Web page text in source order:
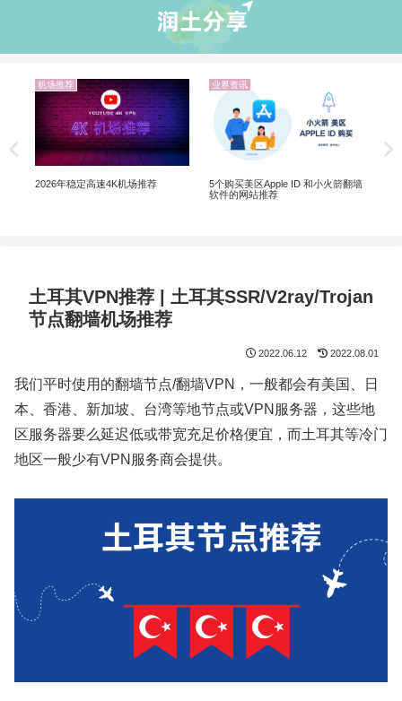
机场推荐
2026年稳定高速4K机场推荐
业界资讯
5个购买美区Apple ID 和小火箭翻墙
软件的网站推荐
土耳其VPN推荐 | 土耳其SSR/V2ray/Trojan
节点翻墙机场推荐
2022.06.12 2022.08.01
我们平时使用的翻墙节点/翻墙VPN，一般都会有美国、日
本、香港、新加坡、台湾等地节点或VPN服务器，这些地
区服务器要么延迟低或带宽充足价格便宜，而土耳其等冷门
地区一般少有VPN服务商会提供。